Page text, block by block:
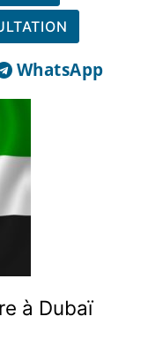
WhatsApp
à Dubaï